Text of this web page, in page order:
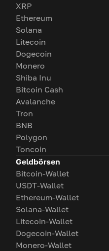
XRP
Ethereum
Solana
Litecoin
Dogecoin
Monero
Shiba Inu
Bitcoin Cash
Avalanche
Tron
BNB
Polygon
Toncoin
Geldbörsen
Bitcoin-Wallet
USDT-Wallet
Ethereum-Wallet
Solana-Wallet
Litecoin-Wallet
Dogecoin-Wallet
Monero-Wallet